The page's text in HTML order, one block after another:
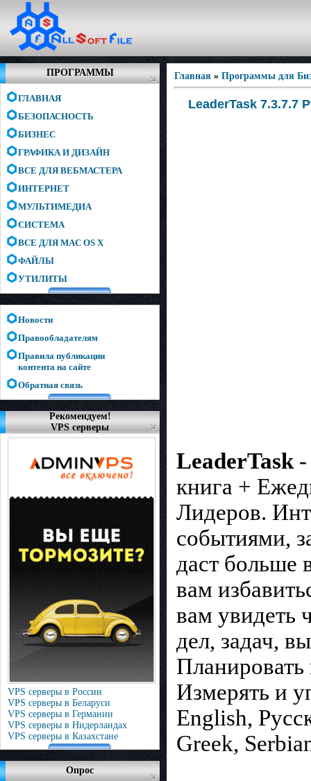
ПРОГРАММЫ
ГЛАВНАЯ
БЕЗОПАСНОСТЬ
БИЗНЕС
ГРАФИКА И ДИЗАЙН
ВСЕ ДЛЯ ВЕБМАСТЕРА
ИНТЕРНЕТ
МУЛЬТИМЕДИА
СИСТЕМА
ВСЕ ДЛЯ MAC OS X
ФАЙЛЫ
УТИЛИТЫ
Новости
Правообладателям
Правила публикации
контента на сайте
Обратная связь
Рекомендуем!
VPS серверы
VPS серверы в России
VPS серверы в Беларуси
VPS серверы в Германии
VPS серверы в Нидерландах
VPS серверы в Казахстане
Опрос
Главная » Программы для
LeaderTask 7.3.7.7
LeaderTask
книга +
Лидеров.
событиями,
даст больше
вам
вам увидеть
дел, задач,
Измерять и
English,
Greek,